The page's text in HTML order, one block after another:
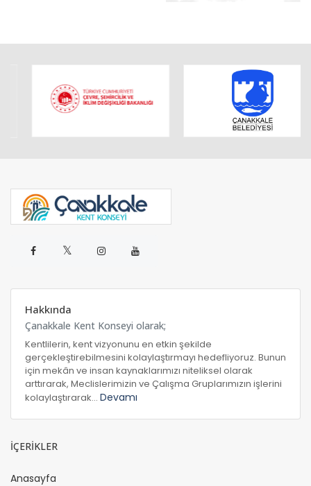
𝕏
Hakkında
Çanakkale Kent Konseyi olarak;
Kentlilerin, kent vizyonunu en etkin şekilde
gerçekleştirebilmesini kolaylaştırmayı hedefliyoruz. Bunun
için mekân ve insan kaynaklarımızı niteliksel olarak
arttırarak, Meclislerimizin ve Çalışma Gruplarımızın işlerini
kolaylaştırarak... Devamı
İÇERİKLER
Anasayfa